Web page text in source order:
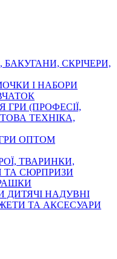
БАКУГАНИ, СКРІЧЕРИ,
І НАБОРИ
ГРИ (ПРОФЕСІЇ,
ТЕХНІКА,
ОПТОМ
ТВАРИНКИ,
ТА СЮРПРИЗИ
ДИТЯЧІ НАДУВНІ
ТА АКСЕСУАРИ